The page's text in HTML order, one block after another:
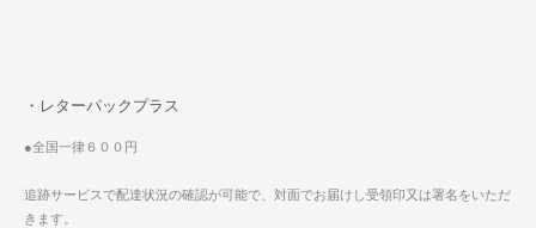
・レターパックプラス
●全国一律６００円
追跡サービスで配達状況の確認が可能で、対面でお届けし受領印又は署名をいただ
きます。